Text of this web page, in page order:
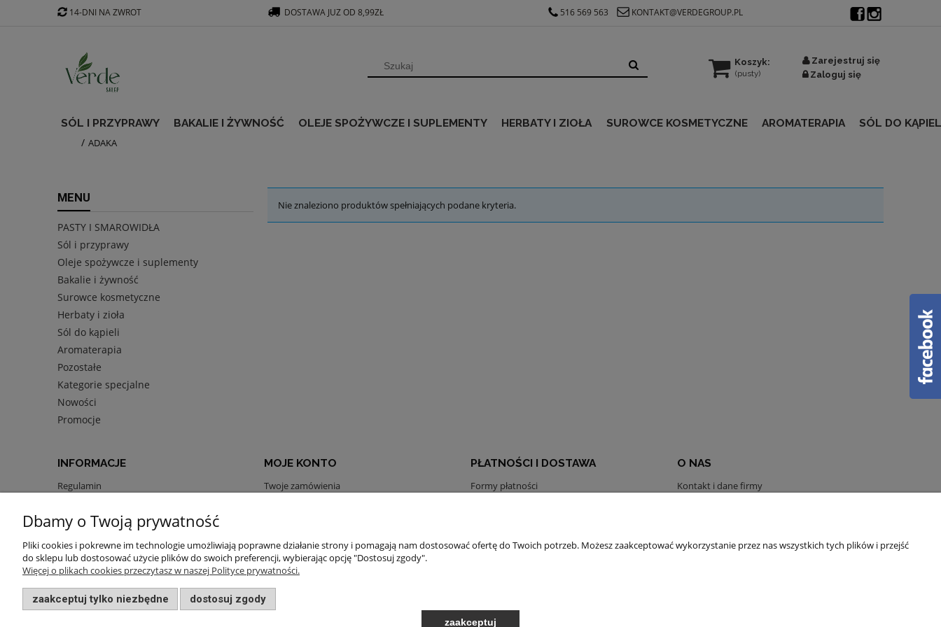
Zarejestruj się
Zaloguj się
Koszyk:
(pusty)
SÓL I PRZYPRAWY BAKALIE I ŻYWNOŚĆ OLEJE SPOŻYWCZE I SUPLEMENTY HERBATY I ZIOŁA SUROWCE KOSMETYCZNE AROMATERAPIA SÓL DO
ADAKA
14-DNI NA ZWROT DOSTAWA JUZ OD 8,99ZŁ 516 569 563 KONTAKT@VERDEGROUP.PL
MENU
PASTY I SMAROWIDŁA
Sól i przyprawy
Oleje spożywcze i suplementy
Bakalie i żywność
Surowce kosmetyczne
Herbaty i zioła
Sól do kąpieli
Aromaterapia
Pozostałe
Kategorie specjalne
Nowości
Promocje
Nie znaleziono produktów spełniających podane kryteria.
INFORMACJE
Regulamin
Zwroty i reklamacje
Blog
MOJE KONTO
Twoje zamówienia
PŁATNOŚCI I DOSTAWA
Formy płatności
O NAS
Kontakt i dane firmy
O firmie
Sklep internetowy Shoper.pl
Dbamy o Twoją prywatność
Pliki cookies i pokrewne im technologie umożliwiają poprawne działanie strony i pomagają nam dostosować ofertę do Twoich potrzeb. Możesz zaakceptować wykorzystanie przez nas wszystkich tych plików i przejść
do sklepu lub dostosować użycie plików do swoich preferencji, wybierając opcję "Dostosuj zgody".
Więcej o plikach cookies przeczytasz w naszej Polityce prywatności.
zaakceptuj tylko niezbędne dostosuj zgody
zaakceptuj